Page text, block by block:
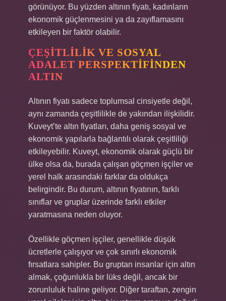
görünüyor. Bu yüzden altının fiyatı, kadınların
ekonomik güçlenmesini ya da zayıflamasını
etkileyen bir faktör olabilir.
ÇEŞITLILIK VE SOSYAL
ADALET PERSPEKTIFINDEN
ALTIN
Altının fiyatı sadece toplumsal cinsiyetle değil,
aynı zamanda çeşitlilikle de yakından ilişkilidir.
Kuveyt’te altın fiyatları, daha geniş sosyal ve
ekonomik yapılarla bağlantılı olarak çeşitliliği
etkileyebilir. Kuveyt, ekonomik olarak güçlü bir
ülke olsa da, burada çalışan göçmen işçiler ve
yerel halk arasındaki farklar da oldukça
belirgindir. Bu durum, altının fiyatının, farklı
sınıflar ve gruplar üzerinde farklı etkiler
yaratmasına neden oluyor.
Özellikle göçmen işçiler, genellikle düşük
ücretlerle çalışıyor ve çok sınırlı ekonomik
fırsatlara sahipler. Bu gruptan insanlar için altın
almak, çoğunlukla bir lüks değil, ancak bir
zorunluluk haline geliyor. Diğer taraftan, zengin